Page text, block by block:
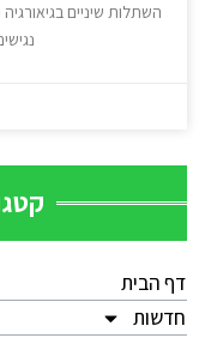
השתלות שיניים
דף הבית
חדשות